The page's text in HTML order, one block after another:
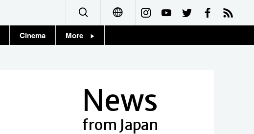
Français
Cinema More
News
from Japan